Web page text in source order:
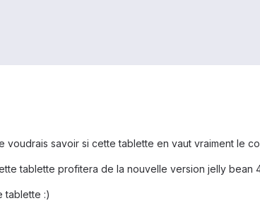
voudrais savoir si cette tablette en vaut vraiment le
tablette profitera de la nouvelle version jelly bean
tablette :)